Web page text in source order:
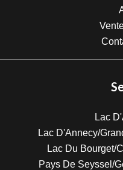
Lac
Lac D'Annecy/
Lac Du Bourget/
Pays De Seyssel/